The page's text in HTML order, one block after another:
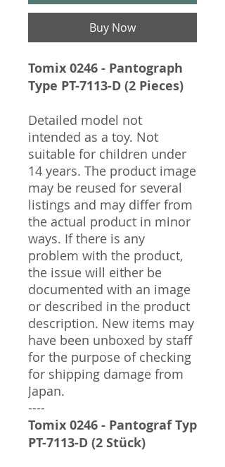
Buy Now
Tomix 0246 - Pantograph
Type PT-7113-D (2 Pieces)
Detailed model not
intended as a toy. Not
suitable for children under
14 years. The product image
may be reused for several
listings and may differ from
the actual product in minor
ways. If there is any
problem with the product,
the issue will either be
documented with an image
or described in the product
description. New items may
have been unboxed by staff
for the purpose of checking
for shipping damage from
Japan.
----
Tomix 0246 - Pantograf Typ
PT-7113-D (2 Stück)